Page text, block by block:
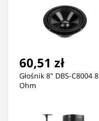
60,51 zł
Głośnik 8" DBS-C8004 8
Ohm